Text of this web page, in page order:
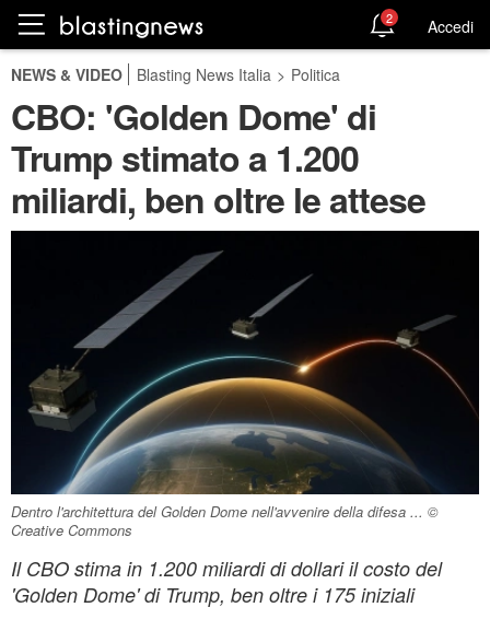
2 Accedi
NEWS & VIDEO Blasting News Italia > Politica
CBO: 'Golden Dome' di
Trump stimato a 1.200
miliardi, ben oltre le attese
Dentro l'architettura del Golden Dome nell'avvenire della difesa ... ©
Creative Commons
Il CBO stima in 1.200 miliardi di dollari il costo del
'Golden Dome' di Trump, ben oltre i 175 iniziali